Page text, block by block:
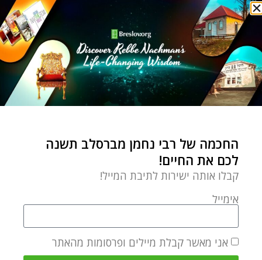
שננו
צמיחה אישית
סירת המפרש של אבא שלי
של אבא שלי עורר בי כאב
החכמה של רבי נחמן מברסלב תשנה
לכם את החיים!
קבלו אותה ישירות לתיבת המייל!
אימייל
אני מאשר קבלת מיילים ופרסומות מהאתר